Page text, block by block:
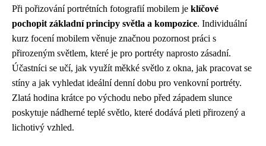
Při pořizování portrétních fotografií mobilem je klíčové
pochopit základní principy světla a kompozice. Individuální
kurz focení mobilem věnuje značnou pozornost práci s
přirozeným světlem, které je pro portréty naprosto zásadní.
Účastníci se učí, jak využít měkké světlo z okna, jak pracovat se
stíny a jak vyhledat ideální denní dobu pro venkovní portréty.
Zlatá hodina krátce po východu nebo před západem slunce
poskytuje nádherné teplé světlo, které dodává pleti přirozený a
lichotivý vzhled.